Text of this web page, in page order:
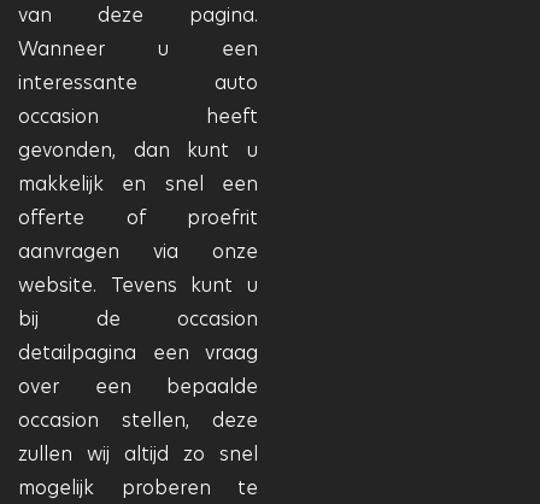
van deze pagina.
Wanneer u een
interessante auto
occasion heeft
gevonden, dan kunt u
makkelijk en snel een
offerte of proefrit
aanvragen via onze
website. Tevens kunt u
bij de occasion
detailpagina een vraag
over een bepaalde
occasion stellen, deze
zullen wij altijd zo snel
mogelijk proberen te